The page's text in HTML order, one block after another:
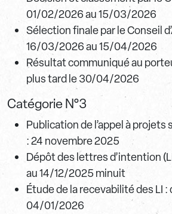
01/02/2026 au 15/03/2026
Sélection finale par le Conseil
16/03/2026 au 15/04/2026
Résultat communiqué au
plus tard le 30/04/2026
Catégorie N°3
Publication de l’appel à projets
: 24 novembre 2025
Dépôt des lettres d’intention
au 14/12/2025 minuit
Étude de la recevabilité des LI
04/01/2026